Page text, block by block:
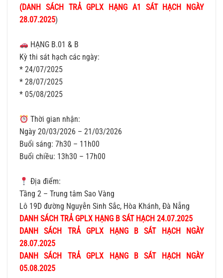
(DANH SÁCH TRẢ GPLX HẠNG A1 SÁT HẠCH NGÀY
28.07.2025)
HẠNG B.01 & B
Kỳ thi sát hạch các ngày:
* 24/07/2025
* 28/07/2025
* 05/08/2025
Thời gian nhận:
Ngày 20/03/2026 – 21/03/2026
Buổi sáng: 7h30 – 11h00
Buổi chiều: 13h30 – 17h00
Địa điểm:
Tầng 2 – Trung tâm Sao Vàng
Lô 19D đường Nguyễn Sinh Sắc, Hòa Khánh, Đà Nẵng
DANH SÁCH TRẢ GPLX HẠNG B SÁT HẠCH 24.07.2025
DANH SÁCH TRẢ GPLX HẠNG B SÁT HẠCH NGÀY
28.07.2025
DANH SÁCH TRẢ GPLX HẠNG B SÁT HẠCH NGÀY
05.08.2025